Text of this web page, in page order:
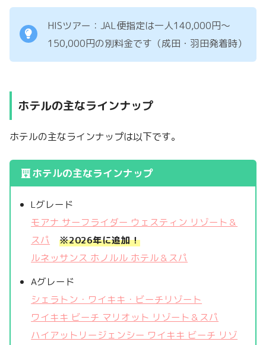
HISツアー：JAL便指定は一人140,000円～
150,000円の別料金です（成田・羽田発着時）
ホテルの主なラインナップ
ホテルの主なラインナップは以下です。
ホテルの主なラインナップ
Lグレード
モアナ サーフライダー ウェスティン リゾート＆
スパ
※2026年に追加！
ルネッサンス ホノルル ホテル＆スパ
Aグレード
シェラトン・ワイキキ・ビーチリゾート
ワイキキ ビーチ マリオット リゾート＆スパ
ハイアットリージェンシー ワイキキ ビーチ リゾ